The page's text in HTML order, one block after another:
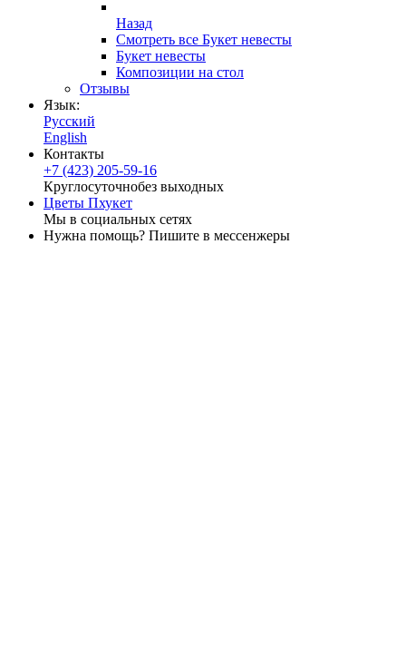
Назад
Смотреть все Букет невесты
Букет невесты
Композиции на стол
Отзывы
Язык:
Русский
English
Контакты
+7 (423) 205-59-16
Круглосуточнобез выходных
Цветы Пхукет
Мы в социальных сетях
Нужна помощь? Пишите в мессенжеры